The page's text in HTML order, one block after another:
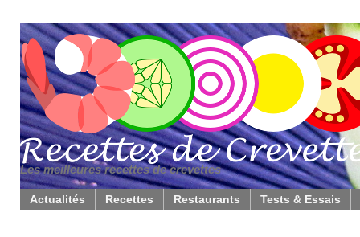
Les meilleures recettes de crevettes
Actualités Recettes Restaurants Tests & Essais